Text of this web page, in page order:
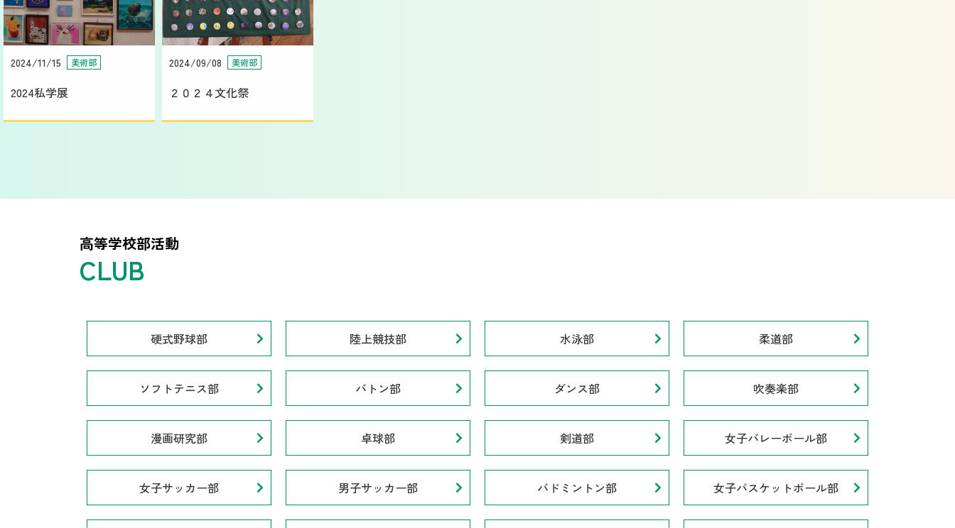
2024/11/15 美術部
2024私学展
2024/09/08 美術部
２０２４文化祭
高等学校部活動
硬式野球部 陸上競技部 水泳部 柔道部
ソフトテニス部 バトン部 ダンス部 吹奏楽部
漫画研究部 卓球部 剣道部 女子バレーボール部
女子サッカー部 男子サッカー部 バドミントン部 女子バスケットボール部